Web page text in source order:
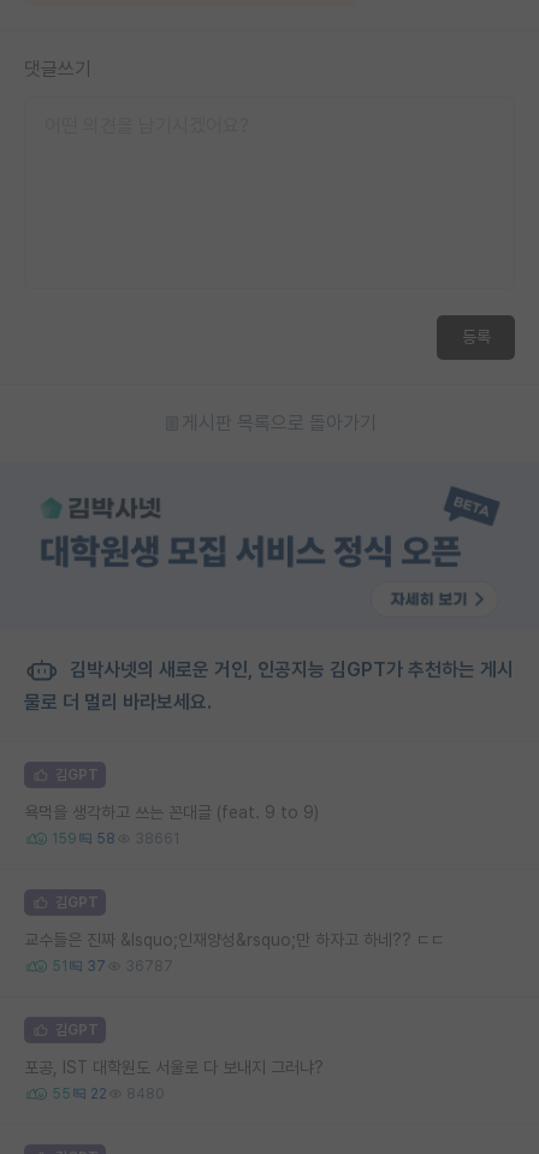
댓글쓰기
등록
게시판 목록으로 돌아가기
김박사넷의 새로운 거인, 인공지능 김GPT가 추천하는 게시
물로 더 멀리 바라보세요.
김GPT
욕먹을 생각하고 쓰는 꼰대글 (feat. 9 to 9)
159 58 38661
김GPT
교수들은 진짜 &lsquo;인재양성&rsquo;만 하자고 하네?? ㄷㄷ
51 37 36787
김GPT
포공, IST 대학원도 서울로 다 보내지 그러냐?
55 22 8480